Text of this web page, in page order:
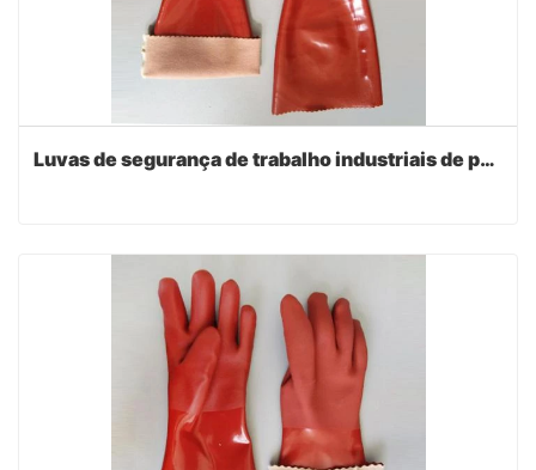
Luvas de segurança de trabalho industriais de pvc vermelho escuro 45cm